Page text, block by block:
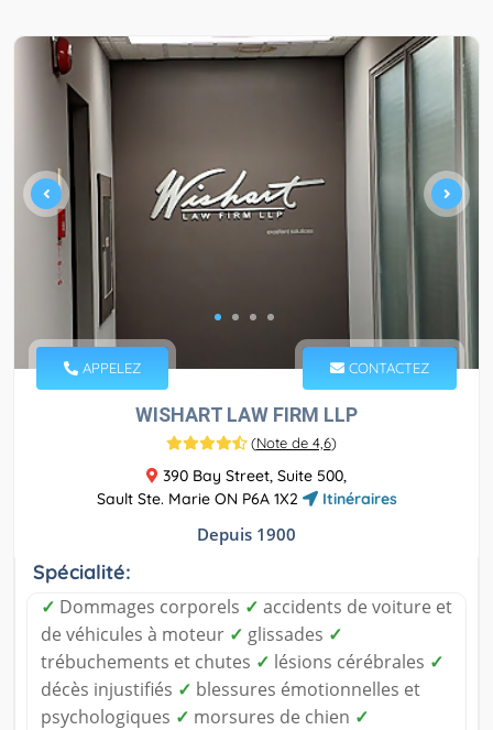
APPELEZ CONTACTEZ
WISHART LAW FIRM LLP
(Note de 4,6)
390 Bay Street, Suite 500,
Sault Ste. Marie ON P6A 1X2
Itinéraires
Depuis 1900
Spécialité:
✓ Dommages corporels ✓ accidents de voiture et
de véhicules à moteur ✓ glissades ✓
trébuchements et chutes ✓ lésions cérébrales ✓
décès injustifiés ✓ blessures émotionnelles et
psychologiques ✓ morsures de chien ✓